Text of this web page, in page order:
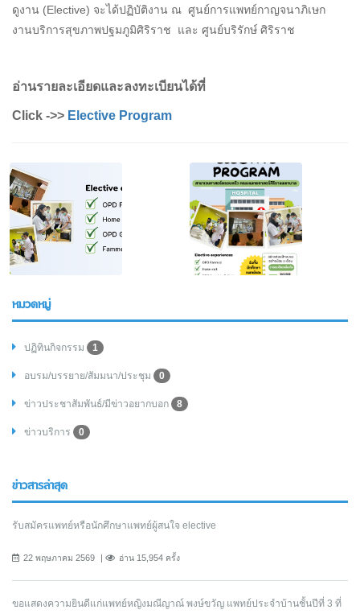
ดูงาน (Elective) จะได้ปฏิบัติงาน ณ ศูนย์การแพทย์กาญจนาภิเษก
งานบริการสุขภาพปฐมภูมิศิริราช และ ศูนย์บริรักษ์ ศิริราช
อ่านรายละเอียดและลงทะเบียนได้ที่
Click ->> Elective Program
หมวดหมู่
ปฏิทินกิจกรรม 1
อบรม/บรรยาย/สัมมนา/ประชุม 0
ข่าวประชาสัมพันธ์/มีข่าวอยากบอก 8
ข่าวบริการ 0
ข่าวสารล่าสุด
รับสมัครแพทย์หรือนักศึกษาแพทย์ผู้สนใจ elective
22 พฤษภาคม 2569 อ่าน 15,954 ครั้ง
ขอแสดงความยินดีแก่แพทย์หญิงมณีญาณ์ พงษ์ขวัญ แพทย์ประจำบ้านชั้นปีที่ 3 ที่